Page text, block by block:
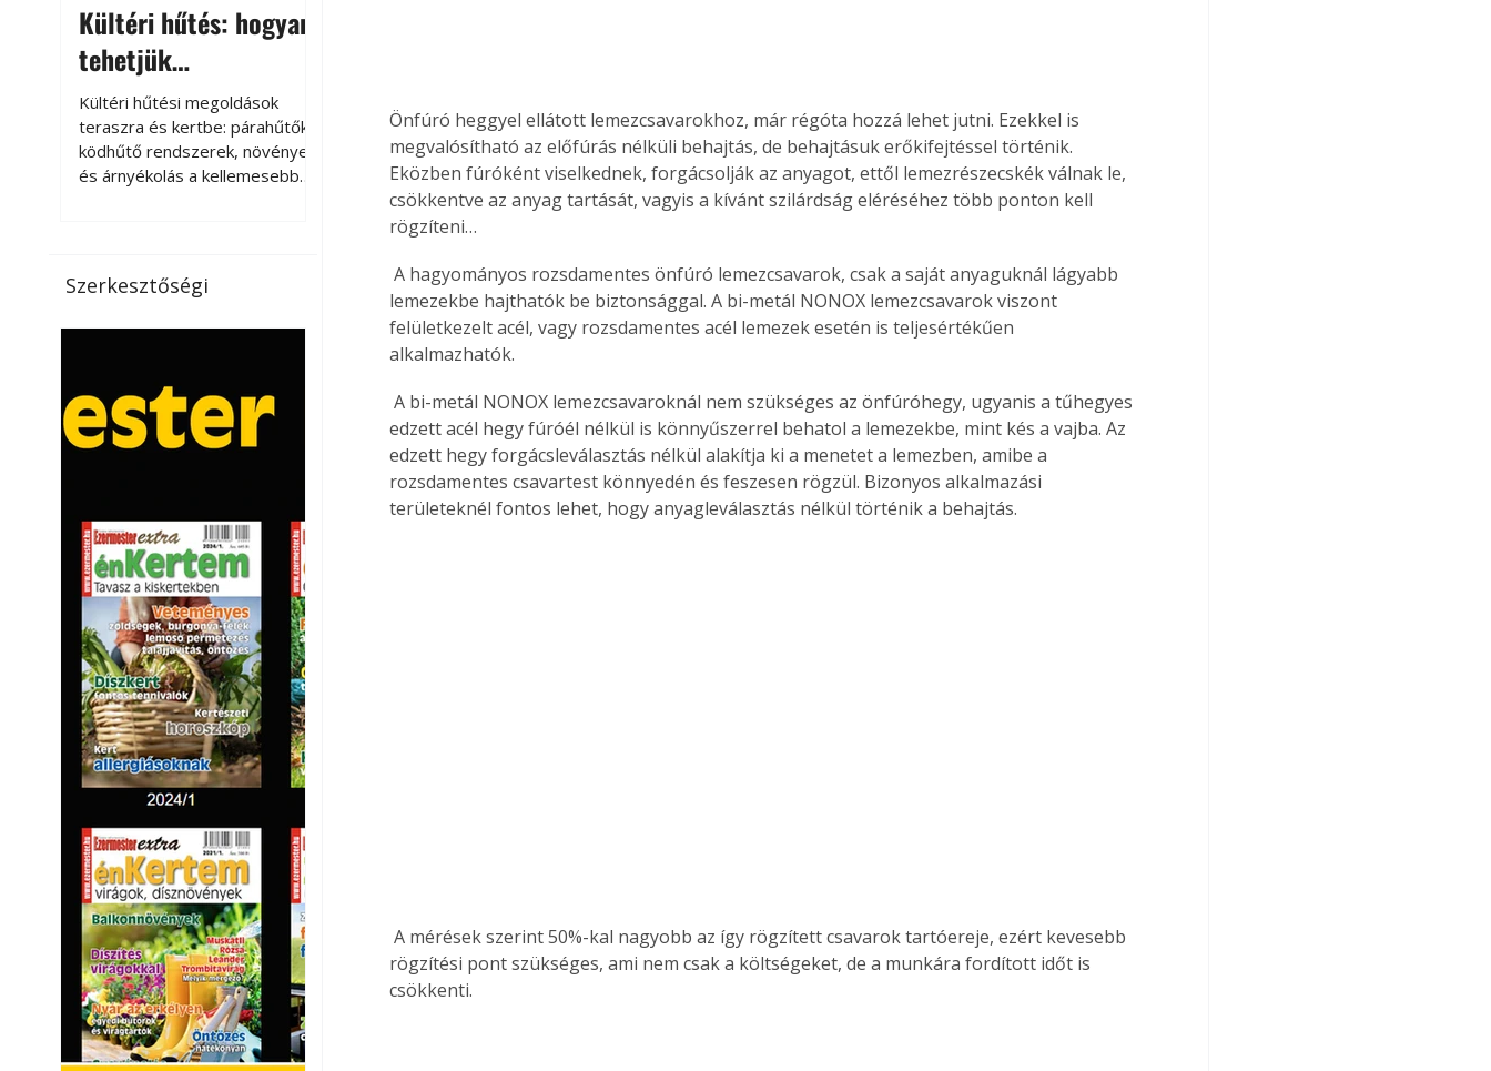
Kültéri hűtés: hogyan
tehetjük
kellemesebbé a
teraszt és a kertet?
Kültéri hűtési megoldások
teraszra és kertbe: párahűtők,
ködhűtő rendszerek, növények
és árnyékolás a kellemesebb
jelentőséget kapott, ahogy a
nyári hőhullámok gyakoribbá és
a megoldást a meleg ellen, ma
már egyre többen keresnek
olyan kültéri hűtési
vendégl
Szerkesztőségi
Önfúró heggyel ellátott lemezcsavarokhoz, már régóta hozzá lehet jutni. Ezekkel is
megvalósítható az előfúrás nélküli behajtás, de behajtásuk erőkifejtéssel történik.
Eközben fúróként viselkednek, forgácsolják az anyagot, ettől lemezrészecskék válnak le,
csökkentve az anyag tartását, vagyis a kívánt szilárdság eléréséhez több ponton kell
rögzíteni…
A hagyományos rozsdamentes önfúró lemezcsavarok, csak a saját anyaguknál lágyabb
lemezekbe hajthatók be biztonsággal. A bi-metál NONOX lemezcsavarok viszont
felületkezelt acél, vagy rozsdamentes acél lemezek esetén is teljesértékűen
alkalmazhatók.
A bi-metál NONOX lemezcsavaroknál nem szükséges az önfúróhegy, ugyanis a tűhegyes
edzett acél hegy fúróél nélkül is könnyűszerrel behatol a lemezekbe, mint kés a vajba. Az
edzett hegy forgácsleválasztás nélkül alakítja ki a menetet a lemezben, amibe a
rozsdamentes csavartest könnyedén és feszesen rögzül. Bizonyos alkalmazási
területeknél fontos lehet, hogy anyagleválasztás nélkül történik a behajtás.
A mérések szerint 50%-kal nagyobb az így rögzített csavarok tartóereje, ezért kevesebb
rögzítési pont szükséges, ami nem csak a költségeket, de a munkára fordított időt is
csökkenti.